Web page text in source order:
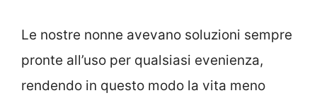
Le nostre nonne avevano soluzioni sempre
pronte all’uso per qualsiasi evenienza,
rendendo in questo modo la vita meno